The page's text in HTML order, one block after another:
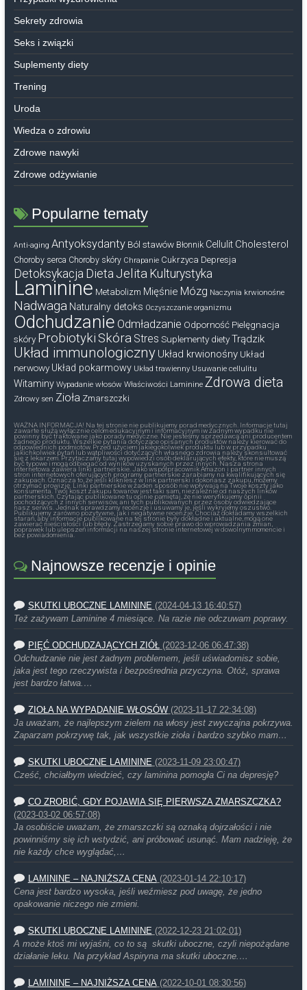
Sekrety zdrowia
Seks i związki
Suplementy diety
Trening
Uroda
Wiedza o zdrowiu
Zdrowe nawyki
Zdrowe odżywianie
Popularne tematy
Anti-aging Antyoksydanty Ból stawów Błonnik Cellulit Cholesterol
Choroby serca Choroby skóry Chrapanie Cukrzyca Depresja
Detoksykacja Dieta Jelita Kulturystyka
Laminine Metabolizm Mięśnie Mózg Naczynia krwionośne
Nadwaga Naturalny detoks Oczyszczanie organizmu
Odchudzanie Odmładzanie Odporność Pielęgnacja
skóry Probiotyki Skóra Stres Suplementy diety Trądzik
Układ immunologiczny Układ krwionośny Układ
nerwowy Układ pokarmowy Układ trawienny Usuwanie cellulitu
Witaminy Wypadanie włosów Właściwości Laminine Zdrowa dieta
Zdrowy sen Zioła Zmarszczki
WAŻNA INFORMACJA! Na tej stronie nie publikujemy porad medycznych. Informacje tutaj
zawarte służą wyłącznie celom edukacyjnym i informacyjnym iw żadnym wypadku nie
powinny być traktowane jako porady medyczne. Nie jesteśmy sprzedawcą ani producentem
żadnego produktu. Wszelkie pytania dotyczące opisanych produktów należy kierować do
odpowiednich podmiotów. Przed użyciem jakiegokolwiek produktu lub w przypadku
jakichkolwiek pytań lub wątpliwości dotyczących własnego zdrowia należy skonsultować
się z lekarzem. Przytaczamy tutaj wypowiedzi osób deklarujących efekty, które nie muszą
być typowe i mogą odbiegać od wyników uzyskanych przez innych. Nasza strona
internetowa zawiera linki partnerskie. Jako współpracownik Amazon i partner innych
stron internetowych oferujących programy partnerskie zarabiamy na kwalifikujących się
zakupach. Oznacza to, że jeśli klikniesz w link partnerski i dokonasz zakupu, możemy
otrzymać prowizję. Linki partnerskie w żaden sposób nie wpływają na Twoje koszty jako
konsumenta. Twój koszt zakupu towarów jest taki sam, niezależnie od naszych linków
partnerskich. Czytając publikowane tu opinie pamiętaj, że nie weryfikujemy opinii
pochodzących z innych serwisów, ani tych publikowanych przez osoby odwiedzające
nasz serwis. Jednak sprawdzamy recenzje i usuwamy je, jeśli wykryjemy oszustwo.
Publikujemy zarówno pozytywne, jak i negatywne recenzje. Chociaż dokładamy wszelkich
starań, aby informacje publikowane na tej stronie były dokładne i aktualne, mogą one
zawierać nieścisłości lub błędy. Zastrzegamy sobie prawo do wprowadzania zmian,
poprawek lub ulepszeń informacji na naszej stronie internetowej w dowolnym momencie i
bez powiadomienia.
Najnowsze recenzje i opinie
SKUTKI UBOCZNE LAMININE (2024-04-13 16:40:57)
Też zażywam Laminine 4 miesiące. Na razie nie odczuwam poprawy.
PIĘĆ ODCHUDZAJĄCYCH ZIÓŁ (2023-12-06 06:47:38)
Odchudzanie nie jest żadnym problemem, jeśli uświadomisz sobie,
jaka jest tego rzeczywista i bezpośrednia przyczyna. Otóż, sprawa
jest bardzo łatwa.…
ZIOŁA NA WYPADANIE WŁOSÓW (2023-11-17 22:34:08)
Ja uważam, że najlepszym zielem na włosy jest zwyczajna pokrzywa.
Zaparzam pokrzywę tak, jak wszystkie zioła i bardzo szybko mam…
SKUTKI UBOCZNE LAMININE (2023-11-09 23:00:47)
Cześć, chciałbym wiedzieć, czy laminina pomogła Ci na depresję?
CO ZROBIĆ, GDY POJAWIA SIĘ PIERWSZA ZMARSZCZKA?
(2023-03-02 06:57:08)
Ja osobiście uważam, że zmarszczki są oznaką dojrzałości i nie
powinniśmy się ich wstydzić, ani próbować usunąć. Mam nadzieję, że
nie każdy chce wyglądać,…
LAMININE – NAJNIŻSZA CENA (2023-01-14 22:10:17)
Cena jest bardzo wysoka, jeśli weźmiesz pod uwagę, że jedno
opakowanie niczego nie zmieni.
SKUTKI UBOCZNE LAMININE (2022-12-23 21:02:01)
A może ktoś mi wyjaśni, co to są skutki uboczne, czyli niepożądane
działanie leku. Na przykład Aspiryna ma skutki uboczne.…
LAMININE – NAJNIŻSZA CENA (2022-10-01 08:30:56)